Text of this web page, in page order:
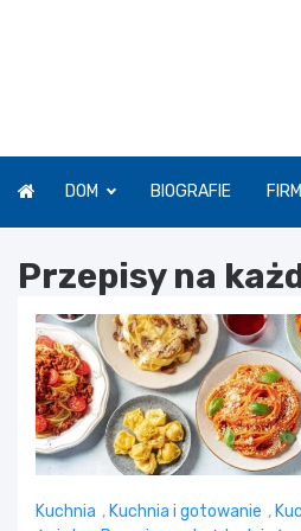
DOM BIOGRAFIE
Przepisy na
Kuchnia , Kuchnia i gotowanie ,